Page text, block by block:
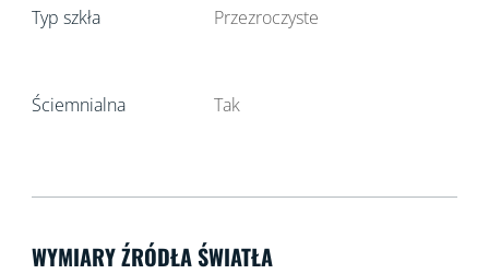
Typ szkła Przezroczyste
Ściemnialna Tak
WYMIARY ŹRÓDŁA ŚWIATŁA